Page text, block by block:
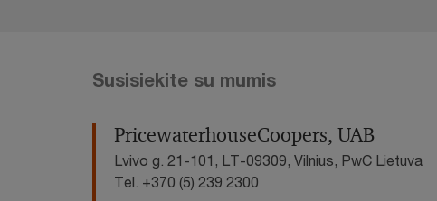
Susisiekite su mumis
PricewaterhouseCoopers, UAB
Lvivo g. 21-101, LT-09309, Vilnius, PwC Lietuva
Tel. +370 (5) 239 2300